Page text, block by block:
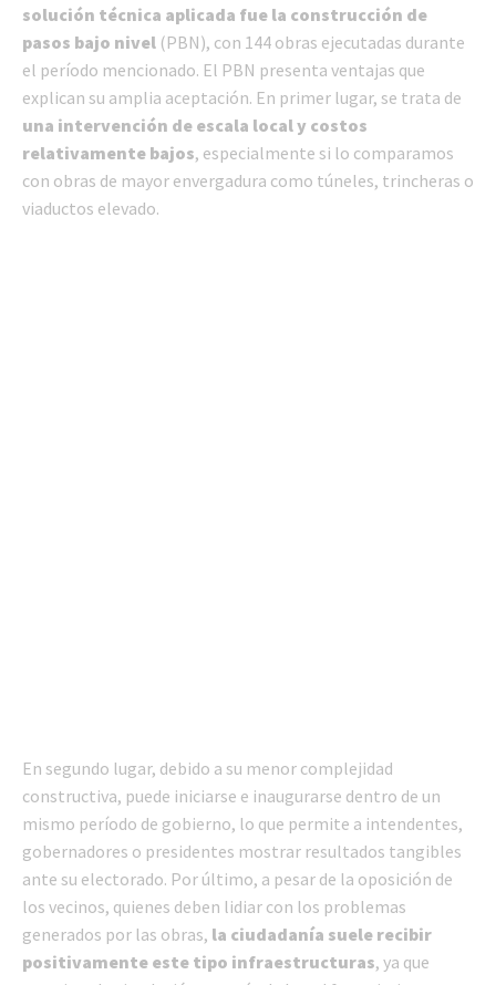
solución técnica aplicada fue la construcción de
pasos bajo nivel (PBN), con 144 obras ejecutadas durante
el período mencionado. El PBN presenta ventajas que
explican su amplia aceptación. En primer lugar, se trata de
una intervención de escala local y costos
relativamente bajos, especialmente si lo comparamos
con obras de mayor envergadura como túneles, trincheras o
viaductos elevado.
En segundo lugar, debido a su menor complejidad
constructiva, puede iniciarse e inaugurarse dentro de un
mismo período de gobierno, lo que permite a intendentes,
gobernadores o presidentes mostrar resultados tangibles
ante su electorado. Por último, a pesar de la oposición de
los vecinos, quienes deben lidiar con los problemas
generados por las obras, la ciudadanía suele recibir
positivamente este tipo infraestructuras, ya que